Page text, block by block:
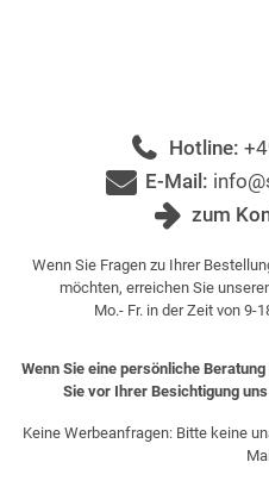
Hotline:
E-Mail:
zum
Wenn Sie Fragen zu Ihrer
möchten, erreichen Sie
Mo.- Fr. in der Zeit von 9-
Wenn Sie eine persönliche
Sie vor Ihrer Besichtigung
Keine Werbeanfragen: Bitte keine